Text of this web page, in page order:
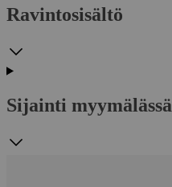
Ravintosisältö
Sijainti myymälässä